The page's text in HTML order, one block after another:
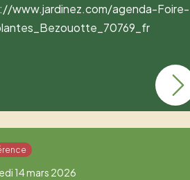
www.jardinez.com/agenda-Foire-
14 mars 2026